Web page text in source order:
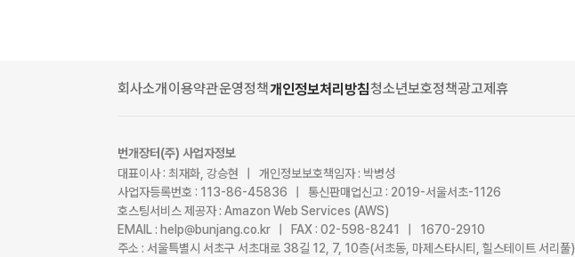
회사소개이용약관운영정책개인정보처리방침청소년보호정책광고제휴
번개장터(주) 사업자정보
대표이사 : 최재화, 강승현 | 개인정보보호책임자 : 박병성
사업자등록번호 : 113-86-45836 | 통신판매업신고 : 2019-서울서초-1126
호스팅서비스 제공자 : Amazon Web Services (AWS)
EMAIL : help@bunjang.co.kr | FAX : 02-598-8241 | 1670-2910
주소 : 서울특별시 서초구 서초대로 38길 12, 7, 10층(서초동, 마제스타시티, 힐스테이트 서리풀)